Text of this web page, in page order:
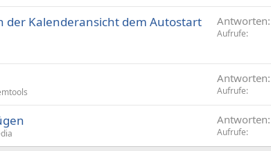
Kalenderansicht dem Autostart
Antworten
Aufrufe
Antworten
Aufrufe
Antworten
Aufrufe